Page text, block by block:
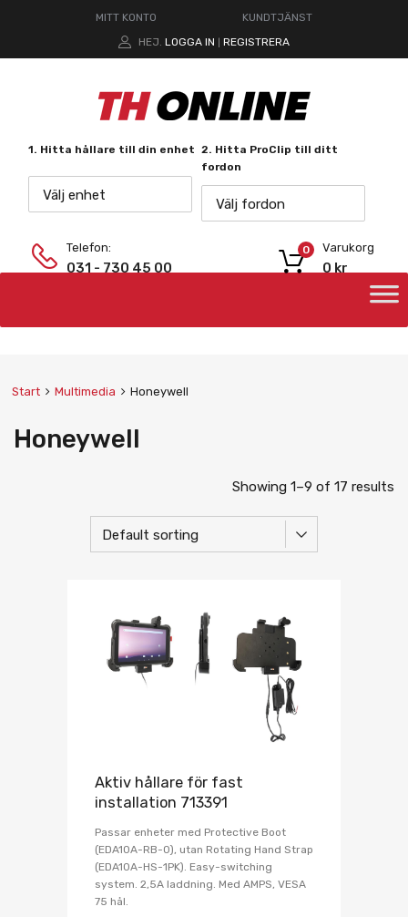
MITT KONTO
KUNDTJÄNST
HEJ. LOGGA IN REGISTRERA
1. Hitta hållare till din enhet
Välj enhet
2. Hitta ProClip till ditt
fordon
Välj fordon
Telefon:
031 - 730 45 00
Varukorg
0 kr
0
Start Multimedia Honeywell
Honeywell
Showing 1–9 of 17 results
Aktiv hållare för fast
installation 713391
Passar enheter med Protective Boot
(EDA10A-RB-0), utan Rotating Hand Strap
(EDA10A-HS-1PK). Easy-switching
system. 2,5A laddning. Med AMPS, VESA
75 hål.